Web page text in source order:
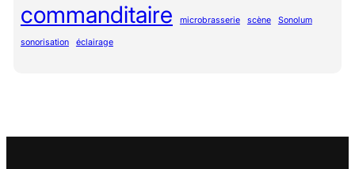
commanditaire microbrasserie scène Sonolum
sonorisation éclairage